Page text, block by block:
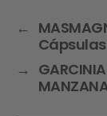
←
→